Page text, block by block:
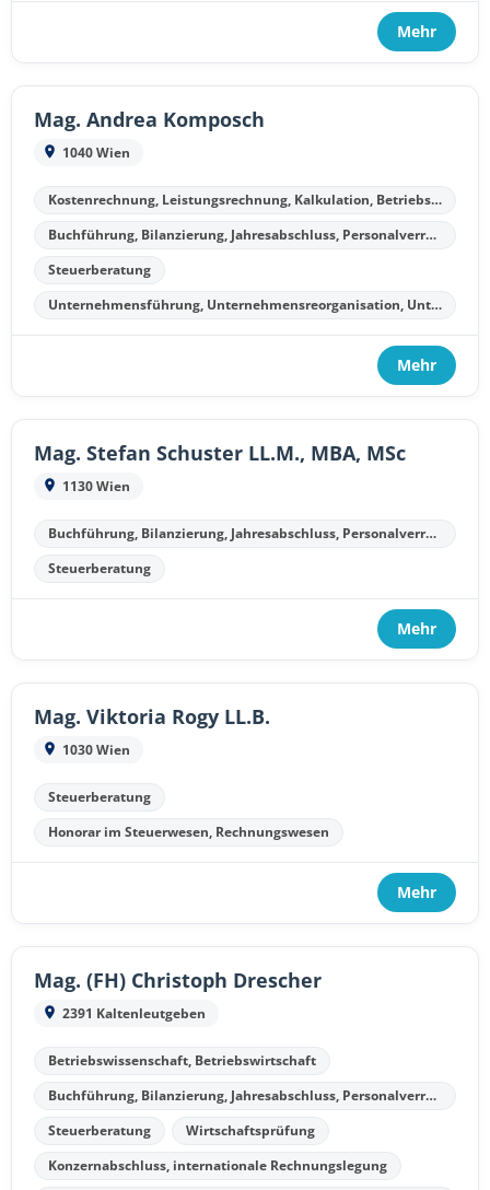
Mehr
Mag. Andrea Komposch
1040 Wien
Kostenrechnung, Leistungsrechnung, Kalkulation, Betriebsergebnisrechnung
Buchführung, Bilanzierung, Jahresabschluss, Personalverrechnung
Steuerberatung
Unternehmensführung, Unternehmensreorganisation, Unternehmenssanierung, Unternehmensliquidation
Mehr
Mag. Stefan Schuster LL.M., MBA, MSc
1130 Wien
Buchführung, Bilanzierung, Jahresabschluss, Personalverrechnung
Steuerberatung
Mehr
Mag. Viktoria Rogy LL.B.
1030 Wien
Steuerberatung
Honorar im Steuerwesen, Rechnungswesen
Mehr
Mag. (FH) Christoph Drescher
2391 Kaltenleutgeben
Betriebswissenschaft, Betriebswirtschaft
Buchführung, Bilanzierung, Jahresabschluss, Personalverrechnung
Steuerberatung
Wirtschaftsprüfung
Konzernabschluss, internationale Rechnungslegung